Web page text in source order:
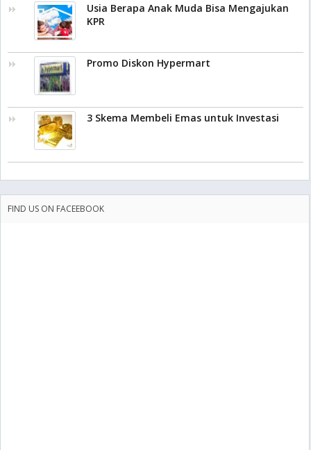
Usia Berapa Anak Muda Bisa Mengajukan
KPR
Promo Diskon Hypermart
3 Skema Membeli Emas untuk Investasi
FIND US ON FACEEBOOK